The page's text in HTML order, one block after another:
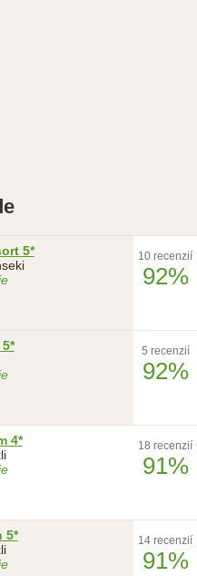
5*
10 recenzií
92%
5 recenzií
92%
4*
18 recenzií
91%
5*
14 recenzií
91%